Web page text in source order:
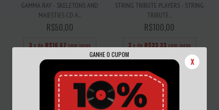
GANHE O CUPOM
X
GAMMA RAY - SKELETONS AND
MAJESTIES CD A...
R$50,00
3 x de R$16,67 sem juros
STRING TRIBUTE PLAYERS - STRING
TRIBUTE...
R$100,00
3 x de R$33,33 sem juros